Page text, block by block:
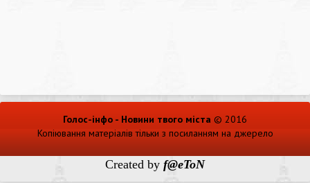
Голос-інфо - Новини твого міста © 2016
Копіювання матеріалів тільки з посиланням на джерело
Created by f@eToN